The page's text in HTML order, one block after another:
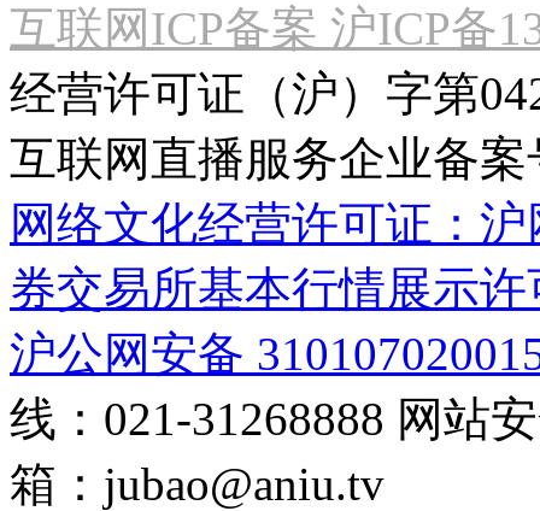
互联网ICP备案 沪ICP备
经营许可证（沪）字第
互联网直播服务企业备案
网络文化经营许可证：
券交易所基本行情展示许
沪公网安备
线：021-31268888 网站
箱： jubao@aniu.tv